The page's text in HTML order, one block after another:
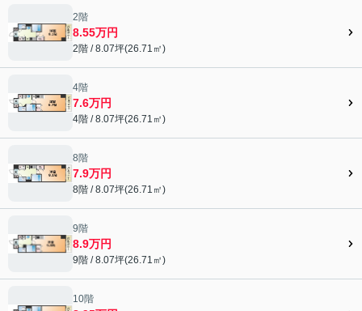
2階
8.55万円
2階 / 8.07坪(26.71㎡)
4階
7.6万円
4階 / 8.07坪(26.71㎡)
8階
7.9万円
8階 / 8.07坪(26.71㎡)
9階
8.9万円
9階 / 8.07坪(26.71㎡)
10階